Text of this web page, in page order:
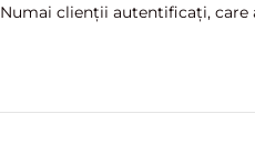
Numai clienții autentificați, care